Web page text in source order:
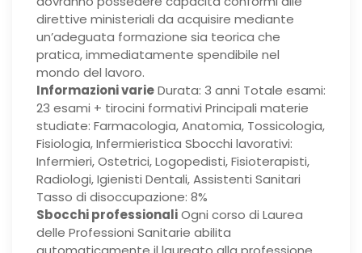
direttive ministeriali da acquisire mediante
un’adeguata formazione sia teorica che
pratica, immediatamente spendibile nel
mondo del lavoro.
Informazioni varieDurata: 3 anni Totale esami:
23 esami + tirocini formativi Principali materie
studiate: Farmacologia, Anatomia, Tossicologia,
Fisiologia, Infermieristica Sbocchi lavorativi:
Infermieri, Ostetrici, Logopedisti, Fisioterapisti,
Radiologi, Igienisti Dentali, Assistenti Sanitari
Tasso di disoccupazione: 8%
Sbocchi professionaliOgni corso di Laurea
delle Professioni Sanitarie abilita